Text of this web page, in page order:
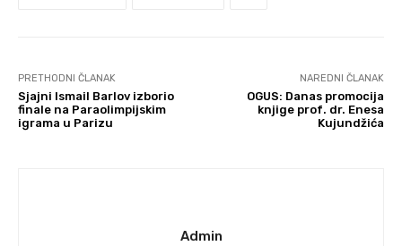
PRETHODNI ČLANAK
Sjajni Ismail Barlov izborio
finale na Paraolimpijskim
igrama u Parizu
NAREDNI ČLANAK
OGUS: Danas promocija
knjige prof. dr. Enesa
Kujundžića
Admin